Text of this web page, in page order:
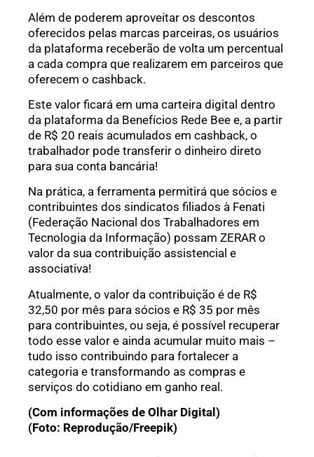
Além de poderem aproveitar os descontos
oferecidos pelas marcas parceiras, os usuários
da plataforma receberão de volta um percentual
a cada compra que realizarem em parceiros que
oferecem o cashback.
Este valor ficará em uma carteira digital dentro
da plataforma da Benefícios Rede Bee e, a partir
de R$ 20 reais acumulados em cashback, o
trabalhador pode transferir o dinheiro direto
para sua conta bancária!
Na prática, a ferramenta permitirá que sócios e
contribuintes dos sindicatos filiados à Fenati
(Federação Nacional dos Trabalhadores em
Tecnologia da Informação) possam ZERAR o
valor da sua contribuição assistencial e
associativa!
Atualmente, o valor da contribuição é de R$
32,50 por mês para sócios e R$ 35 por mês
para contribuintes, ou seja, é possível recuperar
todo esse valor e ainda acumular muito mais –
tudo isso contribuindo para fortalecer a
categoria e transformando as compras e
serviços do cotidiano em ganho real.
(Com informações de Olhar Digital)
(Foto: Reprodução/Freepik)